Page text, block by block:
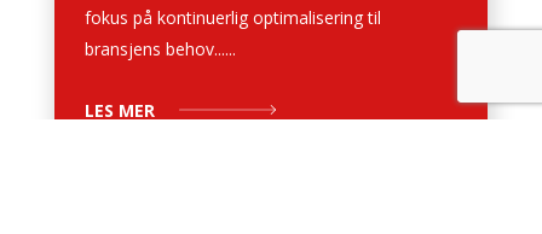
fokus på kontinuerlig optimalisering til
bransjens behov......
LES MER